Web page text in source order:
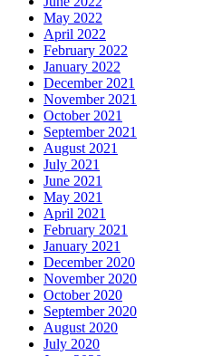
May 2022
April 2022
February 2022
January 2022
December 2021
November 2021
October 2021
September 2021
August 2021
July 2021
June 2021
May 2021
April 2021
February 2021
January 2021
December 2020
November 2020
October 2020
September 2020
August 2020
July 2020